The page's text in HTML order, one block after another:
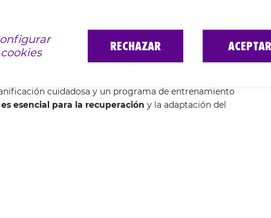
la competición.
en la zona indicada con un
cuidadosa y un programa de entrenamiento
esencial para la recuperación y la adaptación del
cookies
RECHAZAR